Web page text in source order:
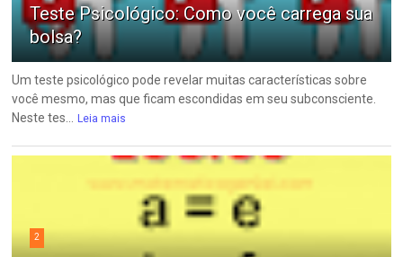
Teste Psicológico: Como você carrega sua
bolsa?
Um teste psicológico pode revelar muitas características sobre
você mesmo, mas que ficam escondidas em seu subconsciente.
Neste tes... Leia mais
2